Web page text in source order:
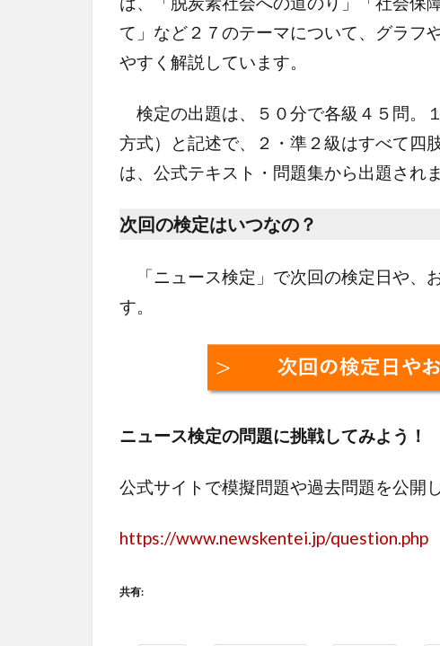
て」など２７のテーマについて、グラフ
やすく解説しています。
検定の出題は、５０分で各級４５問。
方式）と記述で、２・準２級はすべて四
は、公式テキスト・問題集から出題されま
次回の検定はいつなの？
「ニュース検定」で次回の検定日や、
す。
ニュース検定の問題に挑戦してみよう！
公式サイトで模擬問題や過去問題を公開
https://www.newskentei.jp/question.php
共有: